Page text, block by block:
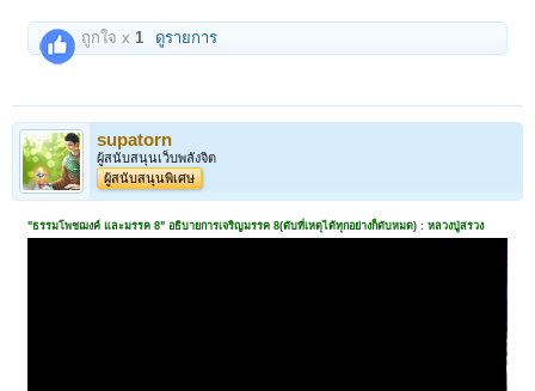
ถูกใจ x1 ดูรายการ
supatorn
ผู้สนับสนุนเว็บพลังจิต
ผู้สนับสนุนพิเศษ
"ธรรมโพชฌงค์ และมรรค 8" อธิบายการเจริญมรรค 8(ดับที่เหตุได้ทุกอย่างก็ดับหมด) : หลวงปู่สรวง